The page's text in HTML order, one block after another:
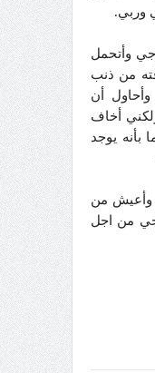
وربي.
وأتحمل
من ذنب
أن
أخاف
بأنه يوجد
وأعيش من
من اجل